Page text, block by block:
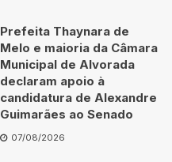
Prefeita Thaynara de
Melo e maioria da Câmara
Municipal de Alvorada
declaram apoio à
candidatura de Alexandre
Guimarães ao Senado
07/08/2026